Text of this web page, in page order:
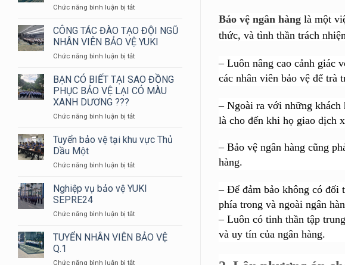
HỘ
HUYỆN
LONG
NĂM
2024
?VỆ
Chức năng bình luận bị tắtở
NHẬN
BIẾT
CÔNG
TY
VỆ
LỪA
CÔNG TÁC ĐÀO TẠO ĐỘI NGŨ
NHÂN VIÊN BẢO VỆ YUKI
Chức năng bình luận bị tắtở
TÁC
ĐÀO
TẠO
NGŨ
VIÊN
BẢO
YUKI
BẠN CÓ BIẾT TẠI SAO ĐỒNG
PHỤC BẢO VỆ LẠI CÓ MÀU
XANH DƯƠNG ???
Chức năng bình luận bị tắtở
BIẾT
SAO
PHỤC
LẠI
MÀU
Tuyển bảo vệ tại khu vực Thủ
Dầu Một
Chức năng bình luận bị tắtở
bảo
khu
Thủ
Nghiệp vụ bảo vệ YUKI
SEPRE24
Chức năng bình luận bị tắtở
vụ
TUYỂN NHÂN VIÊN BẢO VỆ
Q.1
Chức năng bình luận bị tắtở
Bảo vệ ngân hàng là một
thức, và tình thần trách
– Luôn nâng cao cảnh giác
các nhân viên bảo vệ để trà
– Ngoài ra với những khách
là cho đến khi họ giao dịch
– Bảo vệ ngân hàng cũng
hàng.
– Để đảm bảo không có đối
phía trong và ngoài ngân
– Luôn có tinh thần tập
và uy tín của ngân hàng.